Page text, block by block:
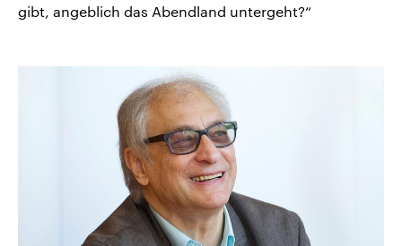
gibt, angeblich das Abendland untergeht?“